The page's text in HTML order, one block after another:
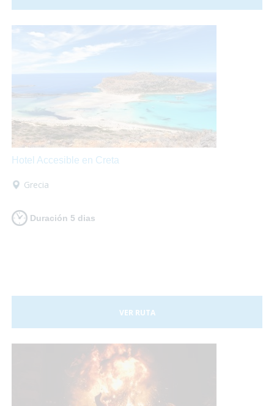
conocer roma y los alrededores según te apetezca.
Hotel Accesible en Creta
Grecia
Duración 5 dias
VER RUTA